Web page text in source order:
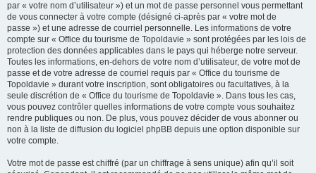
par « votre nom d’utilisateur ») et un mot de passe personnel vous permettant
de vous connecter à votre compte (désigné ci-après par « votre mot de
passe ») et une adresse de courriel personnelle. Les informations de votre
compte sur « Office du tourisme de Topoldavie » sont protégées par les lois de
protection des données applicables dans le pays qui héberge notre serveur.
Toutes les informations, en-dehors de votre nom d’utilisateur, de votre mot de
passe et de votre adresse de courriel requis par « Office du tourisme de
Topoldavie » durant votre inscription, sont obligatoires ou facultatives, à la
seule discrétion de « Office du tourisme de Topoldavie ». Dans tous les cas,
vous pouvez contrôler quelles informations de votre compte vous souhaitez
rendre publiques ou non. De plus, vous pouvez décider de vous abonner ou
non à la liste de diffusion du logiciel phpBB depuis une option disponible sur
votre compte.
Votre mot de passe est chiffré (par un chiffrage à sens unique) afin qu’il soit